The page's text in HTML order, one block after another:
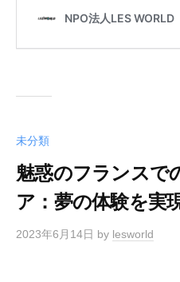
未分類
魅惑のフランスで
ア：夢の体験を実
2023年6月14日 by lesworld